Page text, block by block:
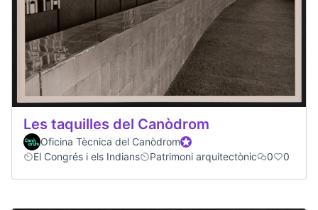
Les taquilles del Canòdrom
Oficina Tècnica del CanòdromOfficial participant
El Congrés i els Indians
Patrimoni arquitectònic 0 0